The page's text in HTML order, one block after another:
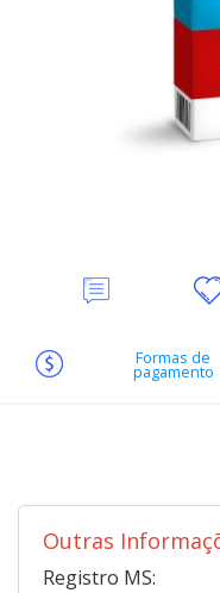
Comentário
Formas de
pagamento
Outras
Registro MS: